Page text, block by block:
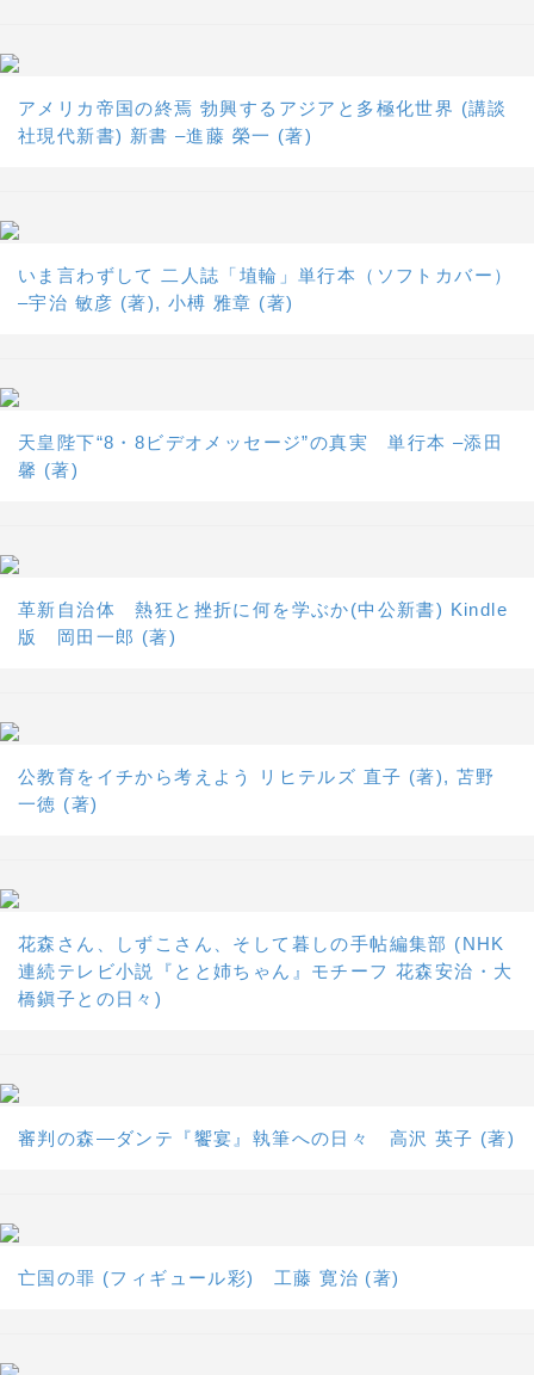
アメリカ帝国の終焉 勃興するアジアと多極化世界 (講談
社現代新書) 新書 –進藤 榮一 (著)
いま言わずして 二人誌「埴輪」単行本（ソフトカバー）
–宇治 敏彦 (著), 小榑 雅章 (著)
天皇陛下“8・8ビデオメッセージ”の真実 単行本 –添田
馨 (著)
革新自治体 熱狂と挫折に何を学ぶか(中公新書) Kindle
版 岡田一郎 (著)
公教育をイチから考えよう リヒテルズ 直子 (著), 苫野
一徳 (著)
花森さん、しずこさん、そして暮しの手帖編集部 (NHK
連続テレビ小説『とと姉ちゃん』モチーフ 花森安治・大
橋鎭子との日々)
審判の森―ダンテ『饗宴』執筆への日々 高沢 英子 (著)
亡国の罪 (フィギュール彩) 工藤 寛治 (著)